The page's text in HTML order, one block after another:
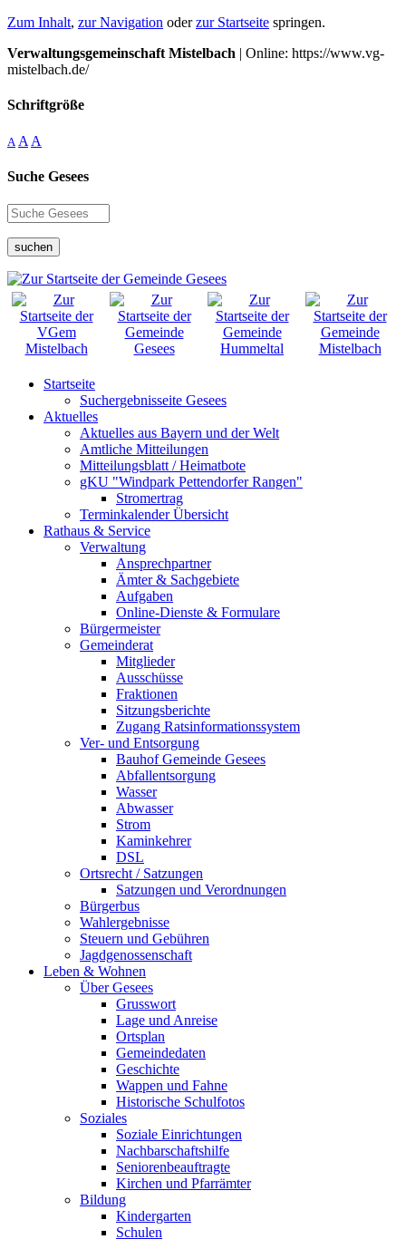
Zum Inhalt, zur Navigation oderzur Startseite springen.
Verwaltungsgemeinschaft Mistelbach | Online: https://www.vg-
mistelbach.de/
Schriftgröße
A A A
Suche Gesees
suchen
Startseite
Suchergebnisseite Gesees
Aktuelles
Aktuelles aus Bayern und der Welt
Amtliche Mitteilungen
Mitteilungsblatt / Heimatbote
gKU "Windpark Pettendorfer Rangen"
Stromertrag
Terminkalender Übersicht
Rathaus & Service
Verwaltung
Ansprechpartner
Ämter & Sachgebiete
Aufgaben
Online-Dienste & Formulare
Bürgermeister
Gemeinderat
Mitglieder
Ausschüsse
Fraktionen
Sitzungsberichte
Zugang Ratsinformationssystem
Ver- und Entsorgung
Bauhof Gemeinde Gesees
Abfallentsorgung
Wasser
Abwasser
Strom
Kaminkehrer
DSL
Ortsrecht / Satzungen
Satzungen und Verordnungen
Bürgerbus
Wahlergebnisse
Steuern und Gebühren
Jagdgenossenschaft
Leben & Wohnen
Über Gesees
Grusswort
Lage und Anreise
Ortsplan
Gemeindedaten
Geschichte
Wappen und Fahne
Historische Schulfotos
Soziales
Soziale Einrichtungen
Nachbarschaftshilfe
Seniorenbeauftragte
Kirchen und Pfarrämter
Bildung
Kindergarten
Schulen